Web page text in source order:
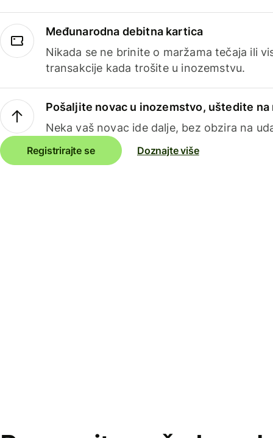
Međunarodna debitna kartica
Nikada se ne brinite o maržama tečaja ili
transakcije kada trošite u inozemstvu.
Pošaljite novac u inozemstvo, uštedite na
Neka vaš novac ide dalje, bez obzira na
Registrirajte se Doznajte više